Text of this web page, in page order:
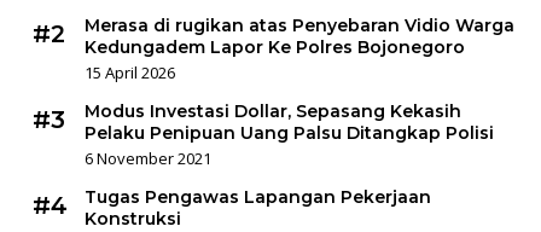
#2
Merasa di rugikan atas Penyebaran Vidio Warga
Kedungadem Lapor Ke Polres Bojonegoro
15 April 2026
#3
Modus Investasi Dollar, Sepasang Kekasih
Pelaku Penipuan Uang Palsu Ditangkap Polisi
6 November 2021
#4
Tugas Pengawas Lapangan Pekerjaan
Konstruksi